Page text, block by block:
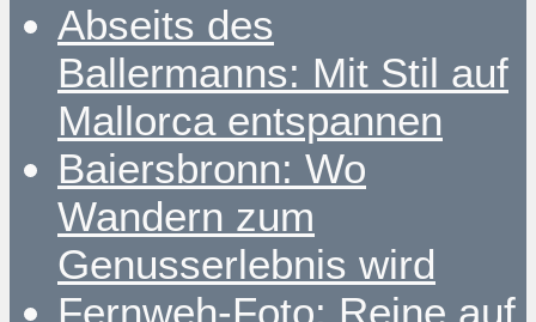
Abseits des
Ballermanns: Mit Stil auf
Mallorca entspannen
Baiersbronn: Wo
Wandern zum
Genusserlebnis wird
Fernweh-Foto: Reine auf